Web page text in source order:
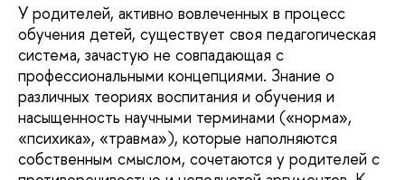
У родителей, активно вовлеченных в процесс
обучения детей, существует своя педагогическая
система, зачастую не совпадающая с
профессиональными концепциями. Знание о
различных теориях воспитания и обучения и
насыщенность научными терминами («норма»,
«психика», «травма»), которые наполняются
собственным смыслом, сочетаются у родителей с